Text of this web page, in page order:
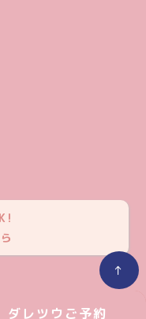
↑
ダレツウご予約